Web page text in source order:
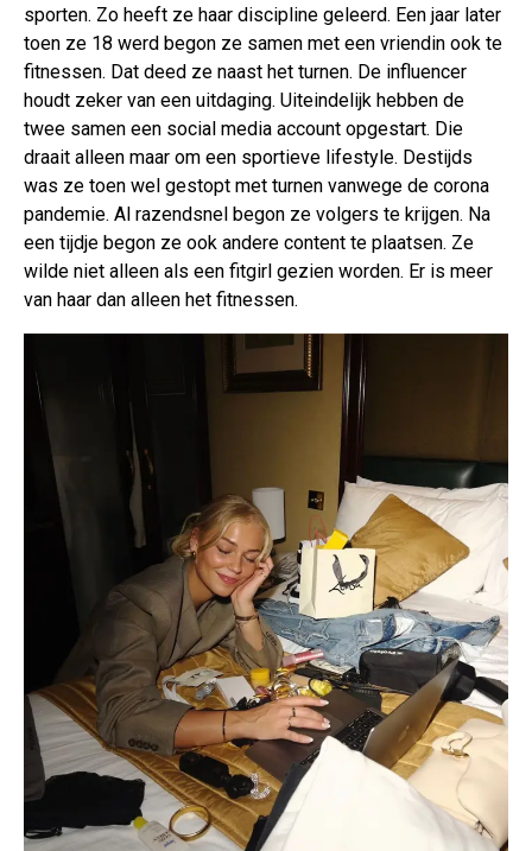
sporten. Zo heeft ze haar discipline geleerd. Een jaar later
toen ze 18 werd begon ze samen met een vriendin ook te
fitnessen. Dat deed ze naast het turnen. De influencer
houdt zeker van een uitdaging. Uiteindelijk hebben de
twee samen een social media account opgestart. Die
draait alleen maar om een sportieve lifestyle. Destijds
was ze toen wel gestopt met turnen vanwege de corona
pandemie. Al razendsnel begon ze volgers te krijgen. Na
een tijdje begon ze ook andere content te plaatsen. Ze
wilde niet alleen als een fitgirl gezien worden. Er is meer
van haar dan alleen het fitnessen.